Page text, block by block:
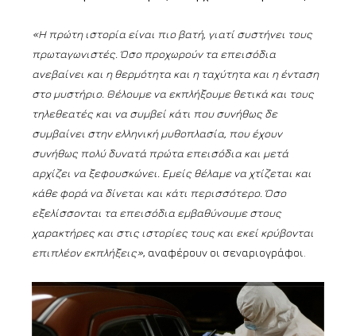
«Η πρώτη ιστορία είναι πιο βατή, γιατί συστήνει τους
πρωταγωνιστές. Όσο προχωρούν τα επεισόδια
ανεβαίνει και η θερμότητα και η ταχύτητα και η ένταση
στο μυστήριο. Θέλουμε να εκπλήξουμε θετικά και τους
τηλεθεατές και να συμβεί κάτι που συνήθως δε
συμβαίνει στην ελληνική μυθοπλασία, που έχουν
συνήθως πολύ δυνατά πρώτα επεισόδια και μετά
αρχίζει να ξεφουσκώνει. Εμείς θέλαμε να χτίζεται και
κάθε φορά να δίνεται και κάτι περισσότερο. Όσο
εξελίσσονται τα επεισόδια εμβαθύνουμε στους
χαρακτήρες και στις ιστορίες τους και εκεί κρύβονται
επιπλέον εκπλήξεις», αναφέρουν οι σεναριογράφοι.